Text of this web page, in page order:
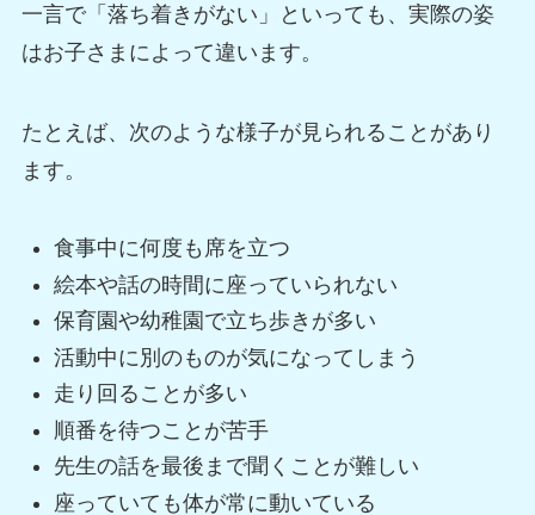
一言で「落ち着きがない」といっても、実際の姿
はお子さまによって違います。
たとえば、次のような様子が見られることがあり
ます。
食事中に何度も席を立つ
絵本や話の時間に座っていられない
保育園や幼稚園で立ち歩きが多い
活動中に別のものが気になってしまう
走り回ることが多い
順番を待つことが苦手
先生の話を最後まで聞くことが難しい
座っていても体が常に動いている